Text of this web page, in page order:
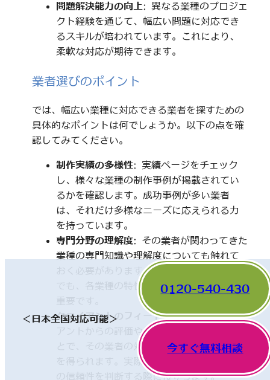
問題解決能力の向上: 異なる業種のプロジェ
クト経験を通じて、幅広い問題に対応でき
るスキルが培われています。これにより、
柔軟な対応が期待できます。
業者選びのポイント
では、幅広い業種に対応できる業者を探すための
具体的なポイントは何でしょうか。以下の点を確
認してみてください。
制作実績の多様性: 実績ページをチェック
し、様々な業種の制作事例が掲載されてい
るかを確認します。成功事例が多い業者
は、それだけ多様なニーズに応えられる力
を持っています。
専門分野の理解度: その業者が関わってきた
業種の専門知識や理解度についても触れて
おく必要があります。一見、異なった分野
でも、各業種の特性を理解していることが
クライアントのフィードバック: 他のクライ
アントからの評価やレビューを確認するこ
とで、その業者の対応や成果に関する情報
を得られます。実際の利用者の声は、業者
の信頼性を判断する際に役立ちます。
＜日本全国対応可能＞
0120-540-430
今すぐ無料相談